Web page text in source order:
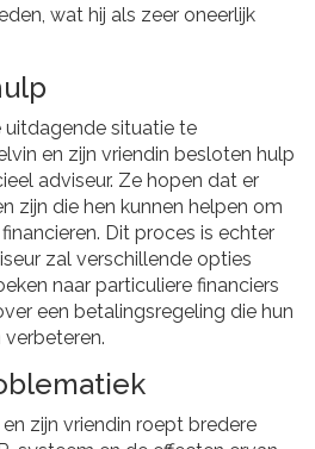
wat hij als zeer oneerlijk
situatie te
en zijn vriendin besloten hulp
adviseur. Ze hopen dat er
zijn die hen kunnen helpen om
Dit proces is echter
zal verschillende opties
naar particuliere financiers
een betalingsregeling die hun
zijn vriendin roept bredere